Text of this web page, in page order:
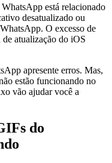
está relacionado
desatualizado ou
O excesso de
atualização do iOS
apresente erros. Mas,
estão funcionando no
vão ajudar você a
do